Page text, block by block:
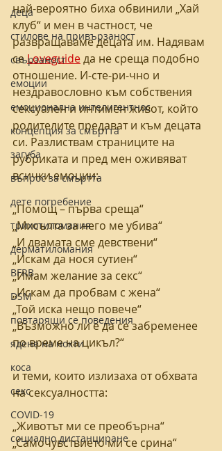
деца
стилове на привързаност
свързаност
емоции
емоционална интелигентнос
концепция за смъртта
загуба
въпрос за смъртта
дете погребение
трихотиломания
дерматиломания
BFRB
DSM
повтарящи се поведения
ядене на нокти
коса
секс
COVID-19
социално дистанциране
най-вероятно биха обвинили „Хай
клуб“ и мен в частност, че
развращаваме децата им. Надявам
се Loveguide да не среща подобно
отношение. И-сте-ри-чно и
нездравословно към собствения
сексуален и интимен живот, който
родителите предават и към децата
си. Разлиствам страниците на
рубриката и пред мен оживяват
всички емоции:
„Помощ – първа среща“
„Мисълта за него ме убива“
„И двамата сме девствени“
„Искам да нося сутиен“
„Имам желание за секс“
„Искам да пробвам с жена“
„Той иска нещо повече“
„Възможно ли е да се забременее
по време на цикъл?“
и теми, които излизаха от обхвата
на сексуалността:
„Животът ми се преобърна“
„Самочувствието ми се срина“